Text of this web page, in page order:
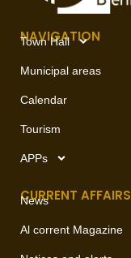
NAVIGATION
Town Hall
Municipal areas
Calendar
Tourism
APPs
CURRENT AFFAIRS
News
Al corrent Magazine